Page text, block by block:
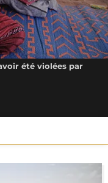
été violées par